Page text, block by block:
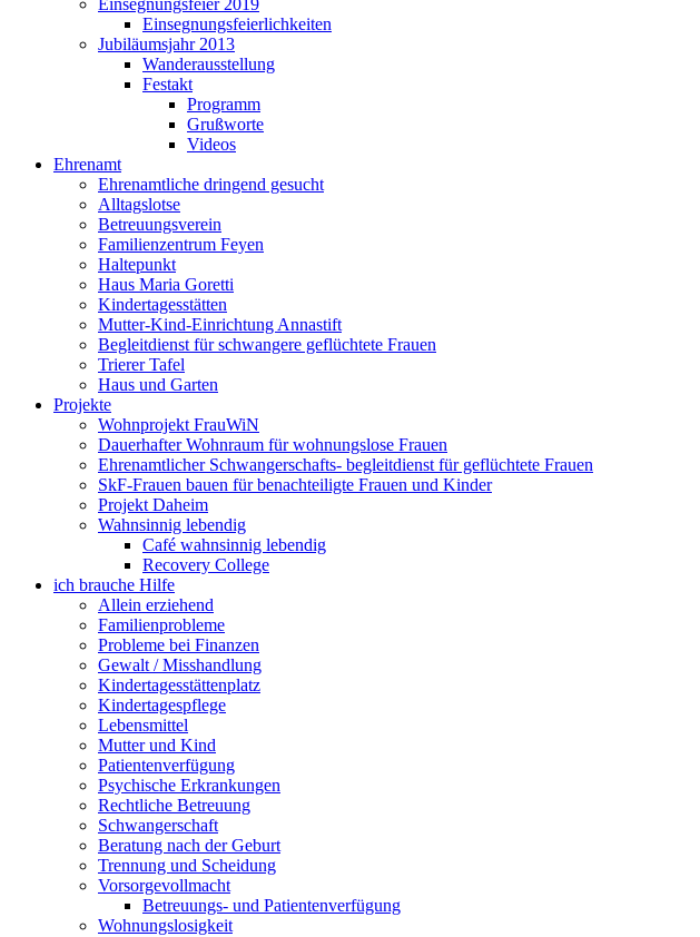
Einsegnungsfeier 2019
Einsegnungsfeierlichkeiten
Jubiläumsjahr 2013
Wanderausstellung
Festakt
Programm
Grußworte
Videos
Ehrenamt
Ehrenamtliche dringend gesucht
Alltagslotse
Betreuungsverein
Familienzentrum Feyen
Haltepunkt
Haus Maria Goretti
Kindertagesstätten
Mutter-Kind-Einrichtung Annastift
Begleitdienst für schwangere geflüchtete Frauen
Trierer Tafel
Haus und Garten
Projekte
Wohnprojekt FrauWiN
Dauerhafter Wohnraum für wohnungslose Frauen
Ehrenamtlicher Schwangerschafts- begleitdienst für geflüchtete Frauen
SkF-Frauen bauen für benachteiligte Frauen und Kinder
Projekt Daheim
Wahnsinnig lebendig
Café wahnsinnig lebendig
Recovery College
ich brauche Hilfe
Allein erziehend
Familienprobleme
Probleme bei Finanzen
Gewalt / Misshandlung
Kindertagesstättenplatz
Kindertagespflege
Lebensmittel
Mutter und Kind
Patientenverfügung
Psychische Erkrankungen
Rechtliche Betreuung
Schwangerschaft
Beratung nach der Geburt
Trennung und Scheidung
Vorsorgevollmacht
Betreuungs- und Patientenverfügung
Wohnungslosigkeit